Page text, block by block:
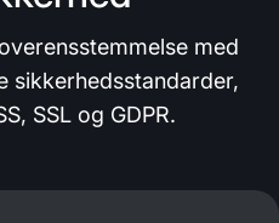
med
sikkerhedsstandarder,
SSL og GDPR.